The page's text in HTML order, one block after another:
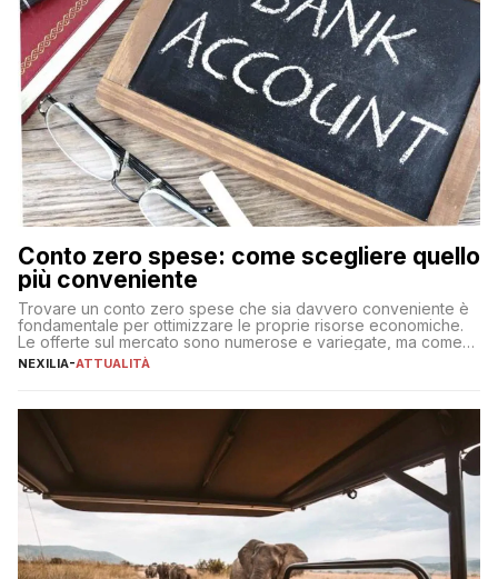
Conto zero spese: come scegliere quello
più conveniente
Trovare un conto zero spese che sia davvero conveniente è
fondamentale per ottimizzare le proprie risorse economiche.
Le offerte sul mercato sono numerose e variegate, ma come
individuare quella più adatta alle proprie esigenze senza
sul […]
NEXILIA-ATTUALITÀ